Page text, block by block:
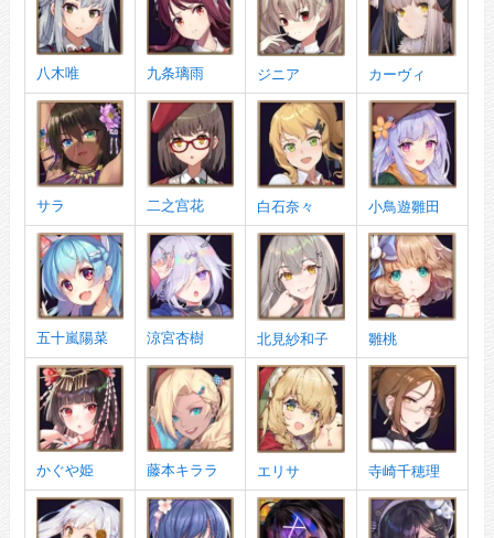
八木唯 九条璃雨 ジニア カーヴィ
サラ 二之宫花 白石奈々 小鳥遊雛田
五十嵐陽菜 涼宮杏樹 北見紗和子 雛桃
かぐや姫 藤本キララ エリサ 寺崎千穂理